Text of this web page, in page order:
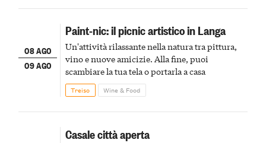
08 AGO
09 AGO
Paint-nic: il picnic artistico in Langa
Un'attività rilassante nella natura tra pittura,
vino e nuove amicizie. Alla fine, puoi
scambiare la tua tela o portarla a casa
Treiso Wine & Food
Casale città aperta